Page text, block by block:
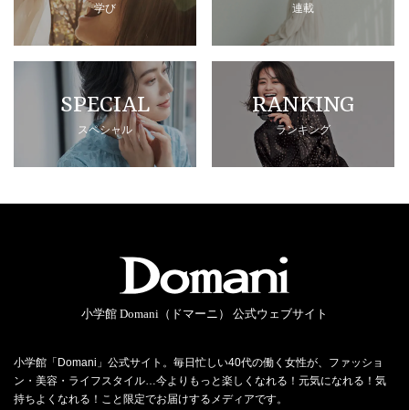
学び 連載
SPECIAL
スペシャル
RANKING
ランキング
小学館 Domani（ドマーニ） 公式ウェブサイト
小学館「Domani」公式サイト。毎日忙しい40代の働く女性が、ファッショ
ン・美容・ライフスタイル…今よりもっと楽しくなれる！元気になれる！気
持ちよくなれる！こと限定でお届けするメディアです。